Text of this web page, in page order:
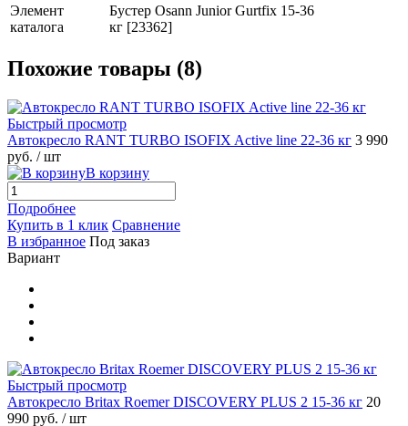
Элемент
каталога
Бустер Osann Junior Gurtfix 15-36
кг [23362]
Похожие товары (8)
Быстрый просмотр
Автокресло RANT TURBO ISOFIX Active line 22-36 кг 3 990
руб. / шт
В корзину
Подробнее
Купить в 1 клик Сравнение
В избранное Под заказ
Вариант
Быстрый просмотр
Автокресло Britax Roemer DISCOVERY PLUS 2 15-36 кг 20
990 руб. / шт